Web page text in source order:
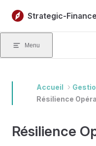
Skip to content
Strategic-Finance
Menu
Accueil
Résilience
Résilience